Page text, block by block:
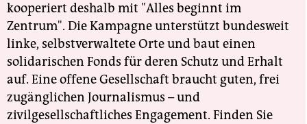
kooperiert deshalb mit "Alles beginnt im
Zentrum". Die Kampagne unterstützt bundesweit
linke, selbstverwaltete Orte und baut einen
solidarischen Fonds für deren Schutz und Erhalt
auf. Eine offene Gesellschaft braucht guten, frei
zugänglichen Journalismus – und
zivilgesellschaftliches Engagement. Finden Sie